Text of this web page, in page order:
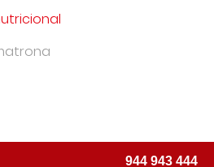
944 943 444